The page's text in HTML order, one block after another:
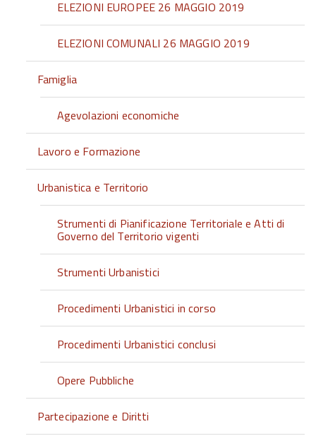
ELEZIONI EUROPEE 26 MAGGIO 2019
ELEZIONI COMUNALI 26 MAGGIO 2019
Famiglia
Agevolazioni economiche
Lavoro e Formazione
Urbanistica e Territorio
Strumenti di Pianificazione Territoriale e Atti di
Governo del Territorio vigenti
Strumenti Urbanistici
Procedimenti Urbanistici in corso
Procedimenti Urbanistici conclusi
Opere Pubbliche
Partecipazione e Diritti